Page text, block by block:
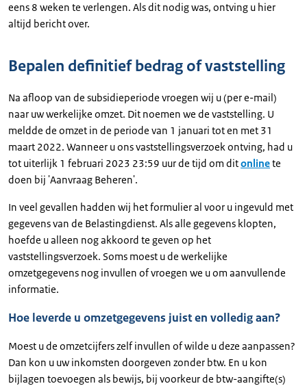
eens 8 weken te verlengen. Als dit nodig was, ontving u hier
altijd bericht over.
Bepalen definitief bedrag of vaststelling
Na afloop van de subsidieperiode vroegen wij u (per e-mail)
naar uw werkelijke omzet. Dit noemen we de vaststelling. U
meldde de omzet in de periode van 1 januari tot en met 31
maart 2022. Wanneer u ons vaststellingsverzoek ontving, had u
tot uiterlijk 1 februari 2023 23:59 uur de tijd om ditonlinete
doen bij 'Aanvraag Beheren'.
In veel gevallen hadden wij het formulier al voor u ingevuld met
gegevens van de Belastingdienst. Als alle gegevens klopten,
hoefde u alleen nog akkoord te geven op het
vaststellingsverzoek. Soms moest u de werkelijke
omzetgegevens nog invullen of vroegen we u om aanvullende
informatie.
Hoe leverde u omzetgegevens juist en volledig aan?
Moest u de omzetcijfers zelf invullen of wilde u deze aanpassen?
Dan kon u uw inkomsten doorgeven zonder btw. En u kon
bijlagen toevoegen als bewijs, bij voorkeur de btw-aangifte(s)